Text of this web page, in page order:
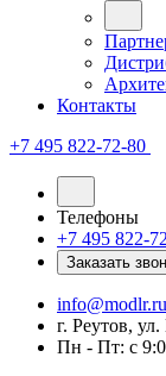
Контакты
+7 495 822-72-80
Телефоны
+7 495 822-
Заказать
info@modlr.ru
г. Реутов,
Пн - Пт: с